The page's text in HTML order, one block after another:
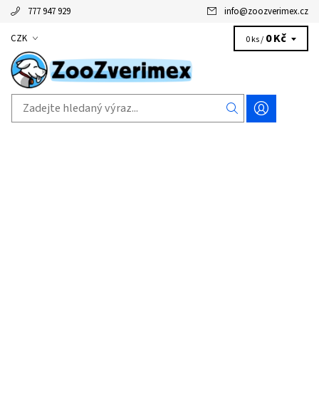
777 947 929 info@zoozverimex.cz
CZK 0 ks / 0 Kč